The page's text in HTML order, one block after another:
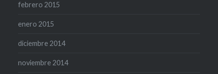
febrero 2015
enero 2015
diciembre 2014
noviembre 2014